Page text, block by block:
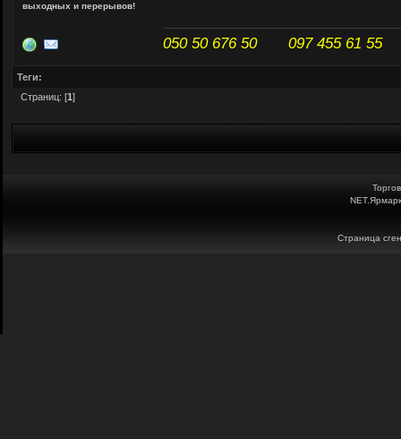
выходных и перерывов!
050 50 676 50 097 455 61 55
Теги:
Страниц: [1]
Страница